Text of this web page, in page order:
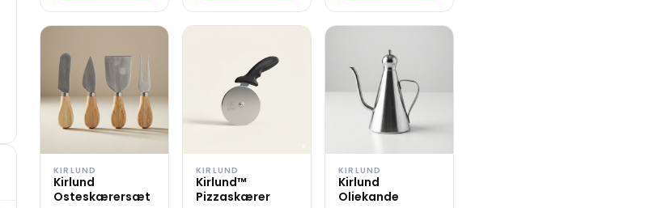
KIRLUND
Kirlund
Osteskærersæt
KIRLUND
Kirlund™
Pizzaskærer
KIRLUND
Kirlund
Oliekande